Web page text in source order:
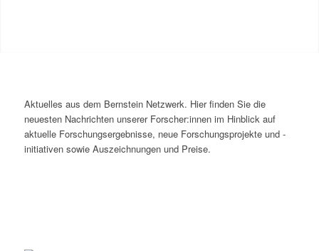
Aktuelles aus dem Bernstein Netzwerk. Hier finden Sie die
neuesten Nachrichten unserer Forscher:innen im Hinblick auf
aktuelle Forschungsergebnisse, neue Forschungsprojekte und -
initiativen sowie Auszeichnungen und Preise.